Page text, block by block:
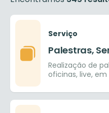
Serviço
Palestras,
Realização de
oficinas, live,
fundamental,